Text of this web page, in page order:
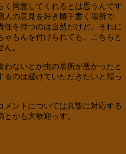
く同意してくれるとは思うんです
人の意見を好き勝手書く場所で
任を持つのは当然だけど、それに
ゃもんを付けられても、こちらと
。
わないとか虫の居所が悪かったと
るのは避けていただきたいと願っ
メントについては真摯に対応する
かも大歓迎っす。